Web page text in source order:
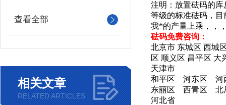
查看全部
相关文章
RELATED ARTICLES
注明：放置砝码的
等级的标准砝码，
我*的产量上乘，，
砝码免费咨询：
北京市 东城区 西城
区 顺义区 昌平区 大
天津市
和平区 河东区
东丽区 西青区
河北省